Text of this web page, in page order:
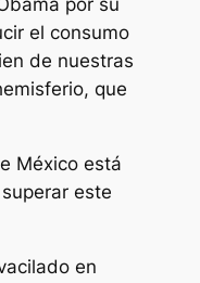
por su
el consumo
de nuestras
que
México está
este
en